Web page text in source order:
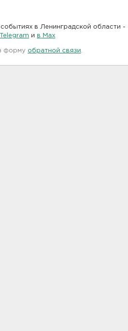
в Ленинградской области -
и в Maх
форму обратной связи